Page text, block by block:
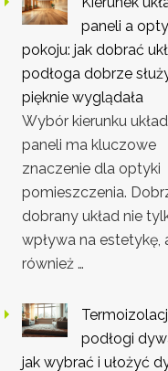
paneli a
pokoju: jak dobrać
podłoga dobrze
pięknie wyglądała
Wybór kierunku
paneli ma kluczowe
znaczenie dla optyki
pomieszczenia.
dobrany układ nie
wpływa na estetykę,
również …
podłogi
jak wybrać i ułożyć